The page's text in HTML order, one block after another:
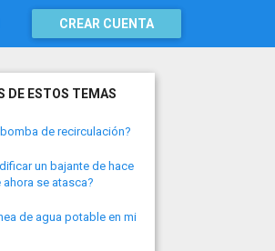
CREAR CUENTA
DE ESTOS TEMAS
de recirculación?
un bajante de hace
se atasca?
de agua potable en mi